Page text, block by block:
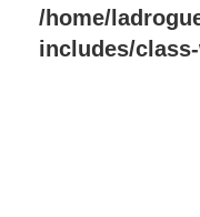
/home/
includes/